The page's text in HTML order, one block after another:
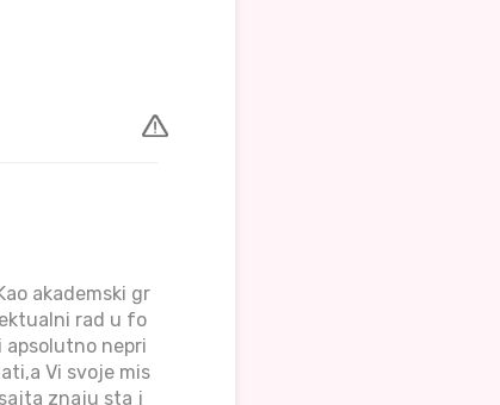
akademski gr
rad u fo
nepri
Vi svoje mis
znaju sta j